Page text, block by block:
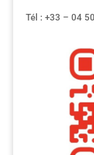
Tél : +33 – 04